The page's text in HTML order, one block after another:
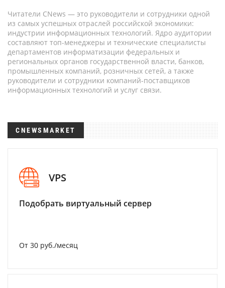
Читатели CNews — это руководители и сотрудники одной
из самых успешных отраслей российской экономики:
индустрии информационных технологий. Ядро аудитории
составляют топ-менеджеры и технические специалисты
департаментов информатизации федеральных и
региональных органов государственной власти, банков,
промышленных компаний, розничных сетей, а также
руководители и сотрудники компаний-поставщиков
информационных технологий и услуг связи.
CNEWSMARKET
VPS
Подобрать виртуальный сервер
От 30 руб./месяц